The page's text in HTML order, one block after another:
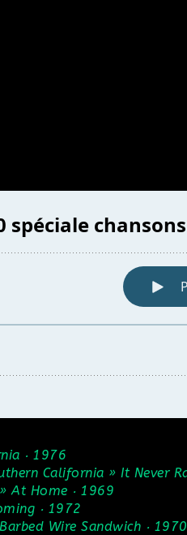
‧ 1976
California » It Never
At Home ‧ 1969
‧ 1972
Wire Sandwich ‧ 1970